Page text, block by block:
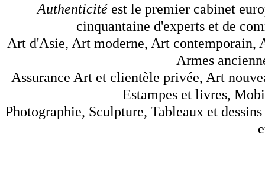
Authenticitéest le premier cabinet
cinquantaine d'experts et de
Art d'Asie, Art moderne, Art contemporain,
Armes
Assurance Art et clientèle privée, Art
Estampes et livres,
Photographie, Sculpture, Tableaux et